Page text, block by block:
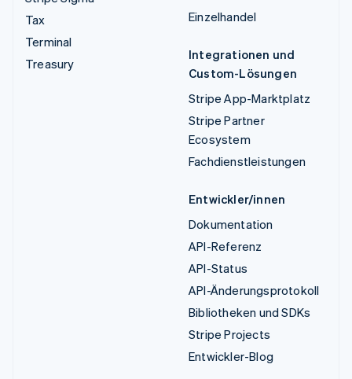
Tax
Terminal
Treasury
Einzelhandel
Integrationen und
Custom-Lösungen
Stripe App-Marktplatz
Stripe Partner
Ecosystem
Fachdienstleistungen
Entwickler/innen
Dokumentation
API-Referenz
API-Status
API-Änderungsprotokoll
Bibliotheken und SDKs
Stripe Projects
Entwickler-Blog